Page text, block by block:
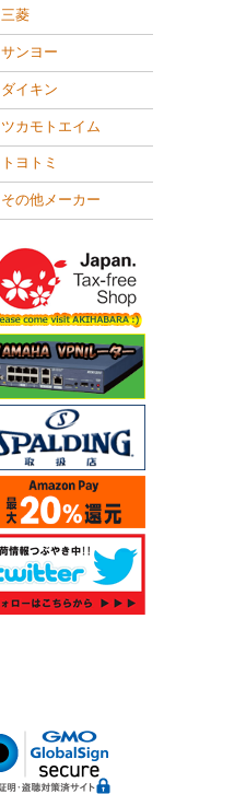
三菱
サンヨー
ダイキン
ツカモトエイム
トヨトミ
その他メーカー